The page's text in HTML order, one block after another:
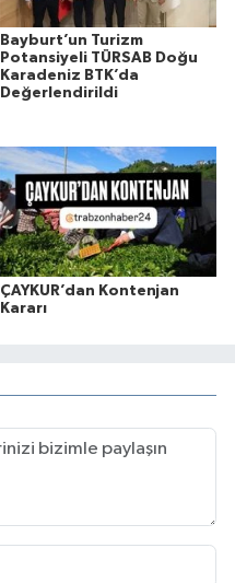
Bayburt’un Turizm
Potansiyeli TÜRSAB Doğu
Karadeniz BTK’da
Değerlendirildi
ÇAYKUR’dan Kontenjan
Kararı